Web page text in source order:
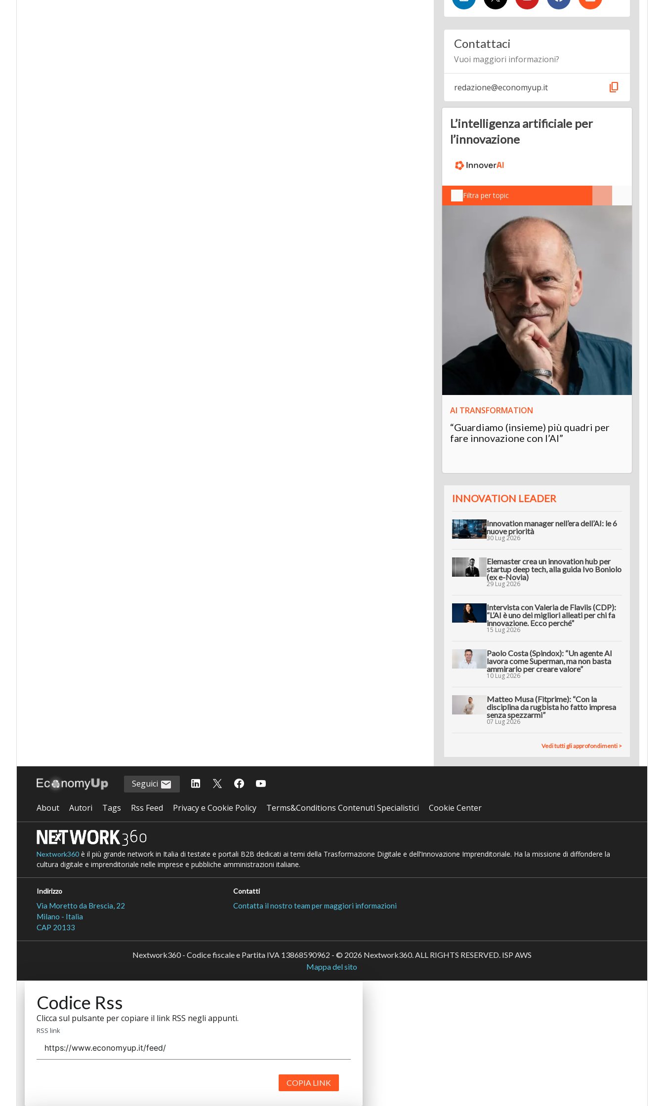
Contattaci
Vuoi maggiori informazioni?
redazione@economyup.it content_copy
L’intelligenza artificiale per
l’innovazione
Filtra per topic
AI TRANSFORMATION
“Guardiamo (insieme) più quadri per
fare innovazione con l’AI”
INNOVATION LEADER
Innovation manager nell’era dell’AI: le 6
nuove priorità
30 Lug 2026
Elemaster crea un innovation hub per
startup deep tech, alla guida Ivo Boniolo
(ex e-Novia)
29 Lug 2026
Intervista con Valeria de Flaviis (CDP):
“L’AI è uno dei migliori alleati per chi fa
innovazione. Ecco perché”
15 Lug 2026
Paolo Costa (Spindox): “Un agente AI
lavora come Superman, ma non basta
ammirarlo per creare valore”
10 Lug 2026
Matteo Musa (Fitprime): “Con la
disciplina da rugbista ho fatto impresa
senza spezzarmi”
07 Lug 2026
Vedi tutti gli approfondimenti >
Seguici
About Autori Tags Rss Feed Privacy e Cookie Policy Terms&Conditions Contenuti Specialistici Cookie Center
Nextwork360è il più grande network in Italia di testate e portali B2B dedicati ai temi della Trasformazione Digitale e dell’Innovazione Imprenditoriale. Ha la missione di diffondere la
cultura digitale e imprenditoriale nelle imprese e pubbliche amministrazioni italiane.
Indirizzo
Via Moretto da Brescia, 22
Milano - Italia
CAP 20133
Contatti
Contatta il nostro team per maggiori informazioni
Nextwork360 - Codice fiscale e Partita IVA 13868590962 - © 2026 Nextwork360. ALL RIGHTS RESERVED. ISP AWS
Mappa del sito
Codice Rss
Clicca sul pulsante per copiare il link RSS negli appunti.
RSS link
COPIA LINK